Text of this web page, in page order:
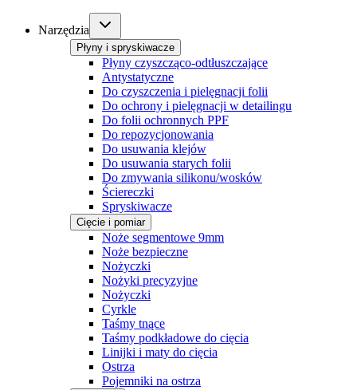
Narzędzia
Płyny i spryskiwacze
Płyny czyszcząco-odtłuszczające
Antystatyczne
Do czyszczenia i pielęgnacji folii
Do ochrony i pielęgnacji w detailingu
Do folii ochronnych PPF
Do repozycjonowania
Do usuwania klejów
Do usuwania starych folii
Do zmywania silikonu/wosków
Ściereczki
Spryskiwacze
Cięcie i pomiar
Noże segmentowe 9mm
Noże bezpieczne
Nożyczki
Nożyki precyzyjne
Nożyczki
Cyrkle
Taśmy tnące
Taśmy podkładowe do cięcia
Linijki i maty do cięcia
Ostrza
Pojemniki na ostrza